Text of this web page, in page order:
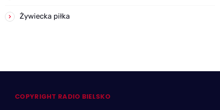
Żywiecka piłka
COPYRIGHT RADIO BIELSKO